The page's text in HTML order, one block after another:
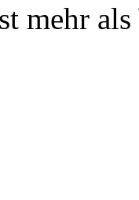
mehr